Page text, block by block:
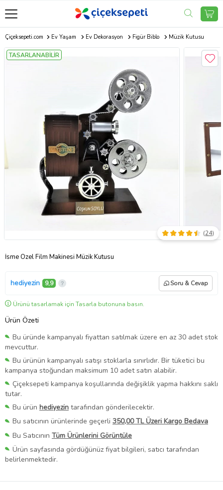
Çiçeksepeti.com Ev Yaşam Ev Dekorasyon Figür Biblo Müzik Kutusu
TASARLANABİLİR
İsme Özel Film Makinesi Müzik Kutusu
(24)
hediyezin 9,9 Soru & Cevap
Ürünü tasarlamak için Tasarla butonuna basın.
Ürün Özeti
Bu üründe kampanyalı fiyattan satılmak üzere en az 30 adet stok
mevcuttur.
Bu ürünün kampanyalı satışı stoklarla sınırlıdır. Bir tüketici bu
kampanya stoğundan maksimum 10 adet satın alabilir.
Çiçeksepeti kampanya koşullarında değişiklik yapma hakkını saklı
tutar.
Bu ürün hediyezin tarafından gönderilecektir.
Bu satıcının ürünlerinde geçerli 350,00 TL Üzeri Kargo Bedava
Bu Satıcının Tüm Ürünlerini Görüntüle
Ürün sayfasında gördüğünüz fiyat bilgileri, satıcı tarafından
belirlenmektedir.